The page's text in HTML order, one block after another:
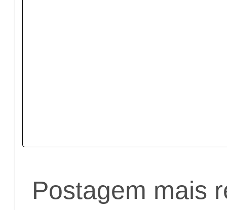
Postagem mais